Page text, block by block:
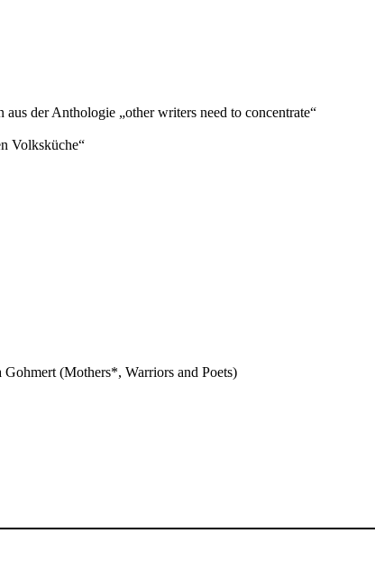
der Anthologie „other writers need to concentrate“
Volksküche“
(Mothers*, Warriors and Poets)